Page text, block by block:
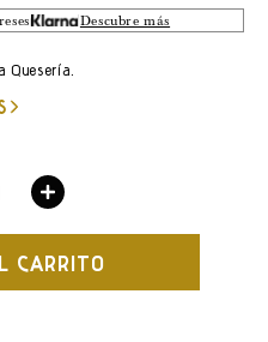
Descubre más
Quesería.
Aumentar
cantidad
por
CARRITO